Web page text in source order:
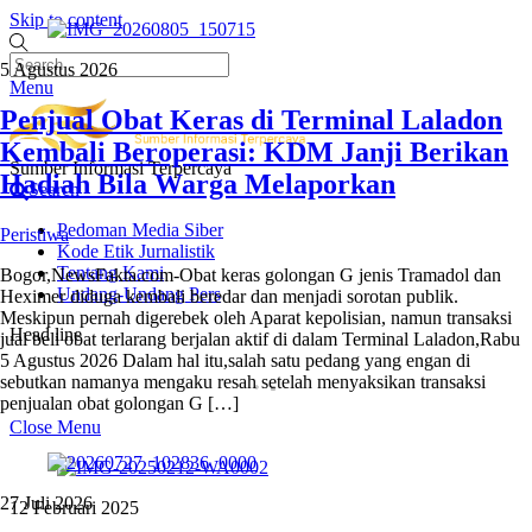
Skip to content
Menu
Sumber Informasi Terpercaya
Search
Pedoman Media Siber
Kode Etik Jurnalistik
Tentang Kami
Undang-Undang Pers
Head line
Penjual Obat Keras di Terminal Laladon Kembali
Close Menu
12 Februari 2025
5 Agustus 2026
Penjual Obat Keras di Terminal Laladon
Kembali Beroperasi: KDM Janji Berikan
Hadiah Bila Warga Melaporkan
Peristiwa
Bogor,NewsFakta.com-Obat keras golongan G jenis Tramadol dan
Heximer diduga kembali beredar dan menjadi sorotan publik.
Meskipun pernah digerebek oleh Aparat kepolisian, namun transaksi
jual beli obat terlarang berjalan aktif di dalam Terminal Laladon,Rabu
5 Agustus 2026 Dalam hal itu,salah satu pedang yang engan di
sebutkan namanya mengaku resah setelah menyaksikan transaksi
penjualan obat golongan G […]
27 Juli 2026